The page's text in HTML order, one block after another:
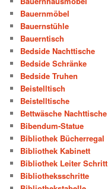
Bauernmöbel
Bauernstühle
Bauerntisch
Bedside Nachttische
Bedside Schränke
Bedside Truhen
Beistelltisch
Beistelltische
Bettwäsche Nachttische
Bibendum-Statue
Bibliothek Bücherregal
Bibliothek Kabinett
Bibliothek Leiter Schritt
Bibliotheksschritte